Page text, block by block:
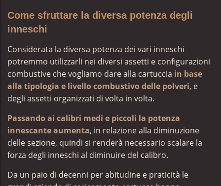
Come sfruttare la diversa potenza degli
inneschi
Considerata la diversa potenza dei vari inneschi
potremmo utilizzarli nei diversi assetti e configurazioni
combustive che vogliamo dare alla cartuccia in base
alla tipologia e livello combustivo delle polveri, e
degli assetti organizzati di volta in volta.
Passando ai calibri medi e piccoli la potenza
innescante aumenta, in relazione alla diminuzione
delle sezione, quindi si renderà necessario scalare la
forza degli inneschi al diminuire del calibro.
Da un paio di decenni per abitudine e praticità le